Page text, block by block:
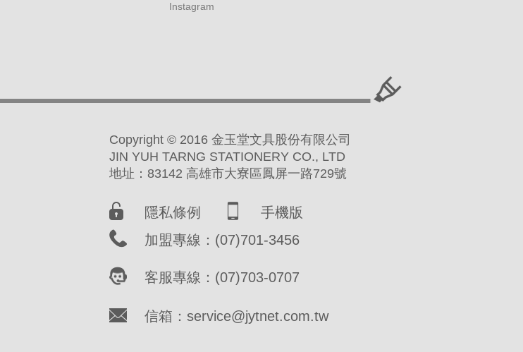
Instagram
Copyright © 2016 金玉堂文具股份有限公司
JIN YUH TARNG STATIONERY CO., LTD
地址：83142 高雄市大寮區鳳屏一路729號
隱私條例
手機版
加盟專線：(07)701-3456
客服專線：(07)703-0707
信箱：service@jytnet.com.tw